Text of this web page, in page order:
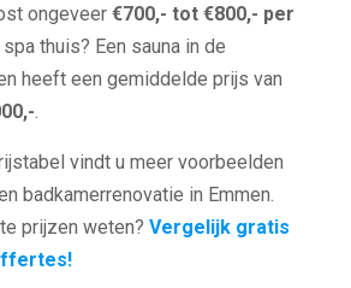
ongeveer €700,- tot €800,- per
thuis? Een sauna in de
heeft een gemiddelde prijs van
.
vindt u meer voorbeelden
badkamerrenovatie in Emmen.
prijzen weten? Vergelijk gratis